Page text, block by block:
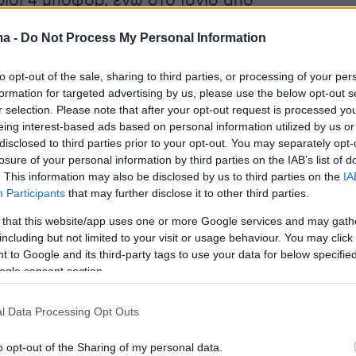
- Do Not Process My Personal Information
opt-out of the sale, sharing to third parties, or processing of your
for targeted advertising by us, please use the below opt-out
selection. Please note that after your opt-out request is processed
interest-based ads based on personal information utilized by us
to third parties prior to your opt-out. You may separately
of your personal information by third parties on the IAB’s list of
This information may also be disclosed by us to third parties on the
Participants that may further disclose it to other third parties.
that this website/app uses one or more Google services and may
but not limited to your visit or usage behaviour. You may
to Google and its third-party tags to use your data for below
consent section.
Data Processing Opt Outs
opt-out of the Sharing of my personal data.
6 μποφόρ.
v-cfh2z1d7psl5-st)
ΘΡΑΚΗ
νεφώσεις, κατά διαστήματα πιο πυκνές. Η
πρωινές και βραδινές ώρες θα είναι
και θα σχηματιστούν κατά τόπους ομίχλες.
3 και στα ανατολικά νότιοι έως 4